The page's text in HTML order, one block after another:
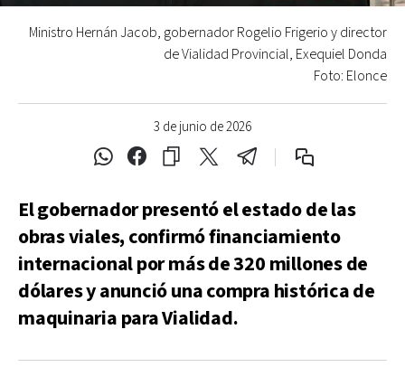
3 de junio de 2026
Ministro Hernán Jacob, gobernador Rogelio Frigerio y director
de Vialidad Provincial, Exequiel Donda
Foto: Elonce
El gobernador presentó el estado de las
obras viales, confirmó financiamiento
internacional por más de 320 millones de
dólares y anunció una compra histórica de
maquinaria para Vialidad.